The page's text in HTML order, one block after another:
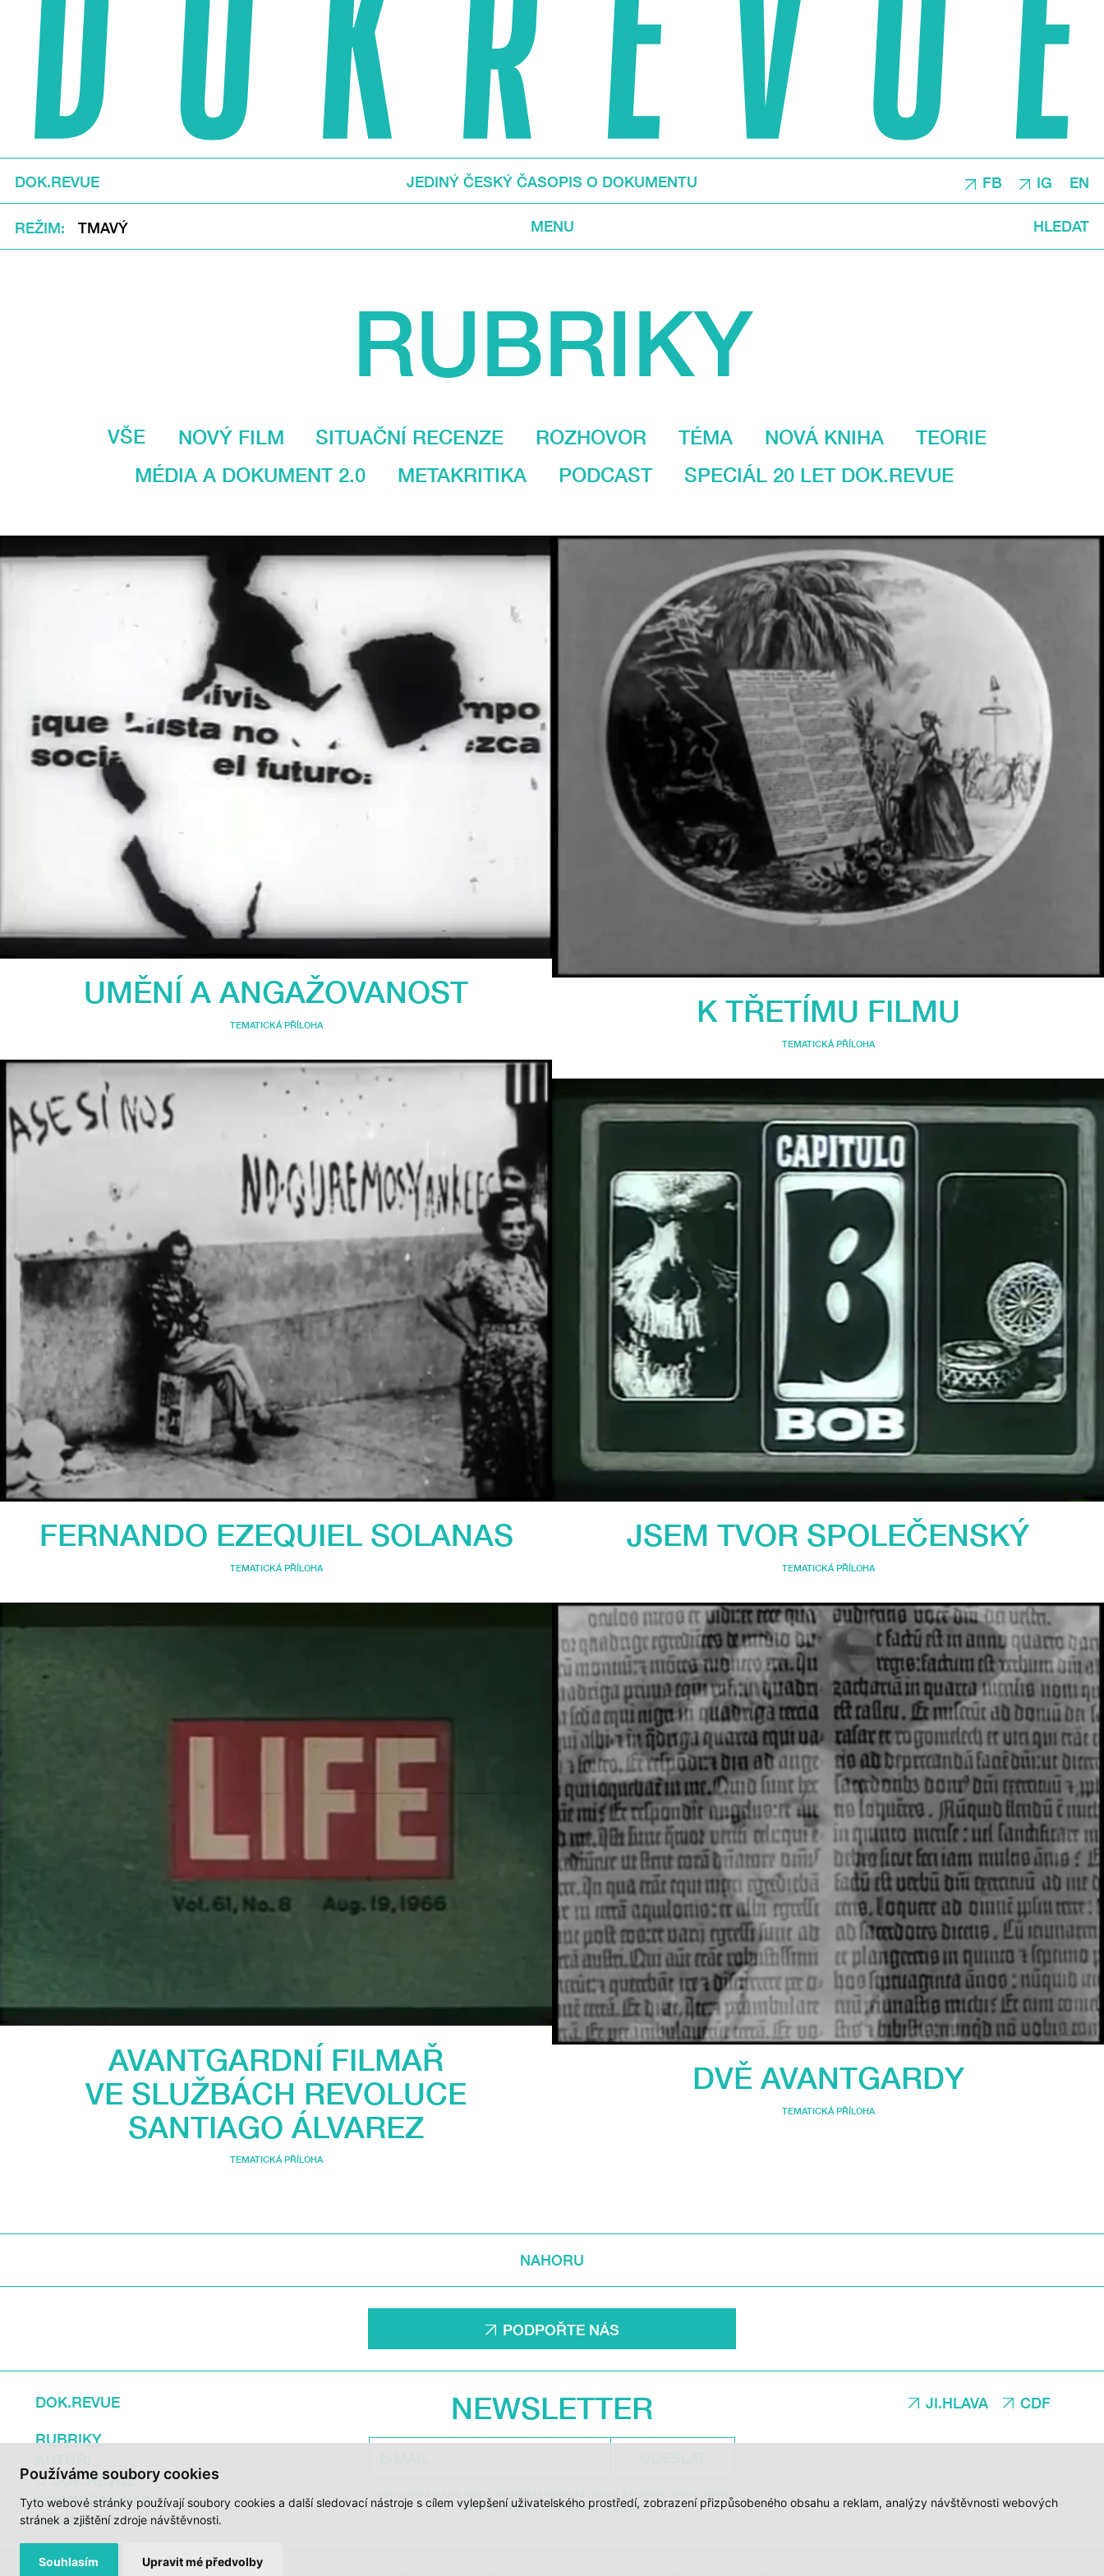
Používáme soubory cookies
Tyto webové stránky používají soubory cookies a další sledovací nástroje s cílem vylepšení uživatelského prostředí, zobrazení přizpůsobeného obsahu a reklam, analýzy návštěvnosti webových
stránek a zjištění zdroje návštěvnosti.
Souhlasím Upravit mé předvolby
DOK.REVUE JEDINÝ ČESKÝ ČASOPIS O DOKUMENTU FB IG EN
REŽIM TMAVÝ MENU HLEDAT
RUBRIKY
VŠE NOVÝ FILM SITUAČNÍ RECENZE ROZHOVOR TÉMA NOVÁ KNIHA
TEORIE
MÉDIA A DOKUMENT 2.0
METAKRITIKA PODCAST SPECIÁL 20 LET DOK.REVUE
UMĚNÍ A ANGAŽOVANOST
TEMATICKÁ PŘÍLOHA
FERNANDO EZEQUIEL SOLANAS
TEMATICKÁ PŘÍLOHA
AVANTGARDNÍ FILMAŘ
VE SLUŽBÁCH REVOLUCE
SANTIAGO ÁLVAREZ
TEMATICKÁ PŘÍLOHA
K TŘETÍMU FILMU
TEMATICKÁ PŘÍLOHA
JSEM TVOR SPOLEČENSKÝ
TEMATICKÁ PŘÍLOHA
DVĚ AVANTGARDY
TEMATICKÁ PŘÍLOHA
NAHORU
PODPOŘTE NÁS
NEWSLETTER
OSOBNÍCH ÚDAJŮ DOC.DREAM. VÍCE ZDE.
JI.HLAVA CDF
DOK.REVUE
RUBRIKY
O DOK.REVUE
PODPOŘTE NÁS
KONTAKTY